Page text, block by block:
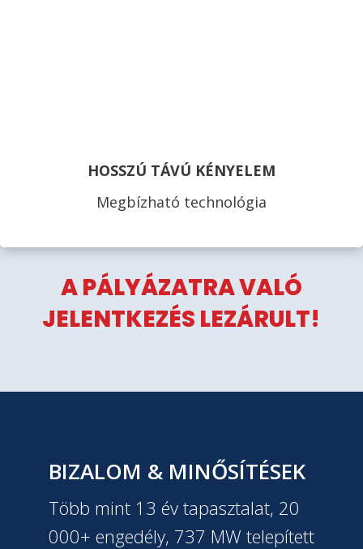
HOSSZÚ TÁVÚ KÉNYELEM
Megbízható technológia
A PÁLYÁZATRA VALÓ
JELENTKEZÉS LEZÁRULT!
BIZALOM & MINŐSÍTÉSEK
Több mint 13 év tapasztalat, 20
000+ engedély, 737 MW telepített